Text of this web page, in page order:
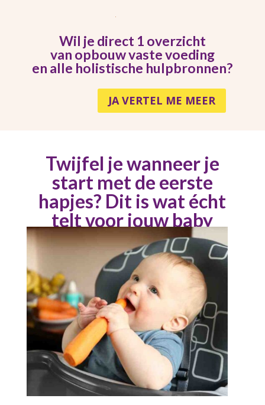
Wil je direct 1 overzicht
van opbouw vaste voeding
en alle holistische hulpbronnen?
JA VERTEL ME MEER
Twijfel je wanneer je
start met de eerste
hapjes? Dit is wat écht
telt voor jouw baby